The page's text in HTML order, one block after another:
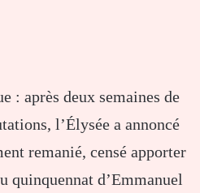
: après deux semaines de
l’Élysée a annoncé
remanié, censé apporter
quinquennat d’Emmanuel